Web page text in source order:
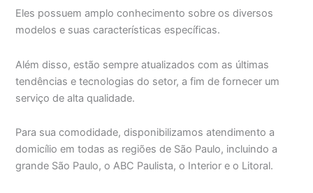
Eles possuem amplo conhecimento sobre os diversos
modelos e suas características específicas.
Além disso, estão sempre atualizados com as últimas
tendências e tecnologias do setor, a fim de fornecer um
serviço de alta qualidade.
Para sua comodidade, disponibilizamos atendimento a
domicílio em todas as regiões de São Paulo, incluindo a
grande São Paulo, o ABC Paulista, o Interior e o Litoral.